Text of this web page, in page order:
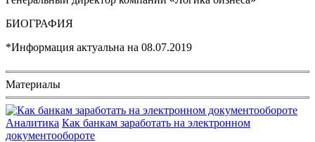
БИОГРАФИЯ
*Информация актуальна на 08.07.2019
Материалы
Аналитика Как банкам заработать на электронном
документообороте